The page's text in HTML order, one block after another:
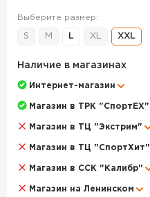
(495) 972-89-89
Выберите размер:
S M L XL XXL
Наличие в магазинах
Интернет-магазин
Магазин в ТРК "СпортЕХ"
Магазин в ТЦ "Экстрим"
Магазин в ТЦ "СпортХит"
Магазин в ССК "Калибр"
Магазин на Ленинском